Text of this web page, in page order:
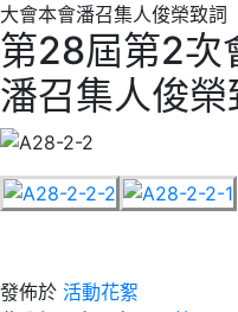
大會本會潘召集人俊榮致詞
第28屆第2次
潘召集人俊榮
發佈於 活動花絮